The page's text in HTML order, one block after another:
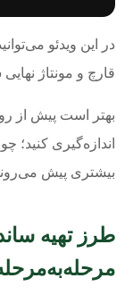
در این ویدئو
قارچ و مونتاژ نهایی
بهتر است پیش از
اندازه‌گیری
بیشتری پیش
طرز تهیه